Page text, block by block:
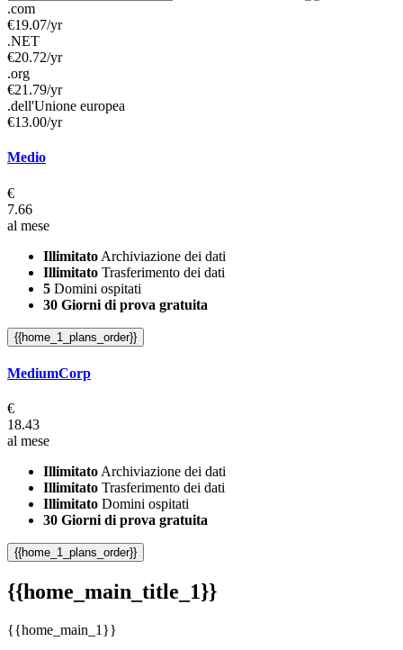
.com
€19.07/yr
.NET
€20.72/yr
.org
€21.79/yr
.dell'Unione europea
€13.00/yr
Medio
€
7.66
al mese
Illimitato Archiviazione dei dati
Illimitato Trasferimento dei dati
5 Domini ospitati
30 Giorni di prova gratuita
{{home_1_plans_order}}
MediumCorp
€
18.43
al mese
Illimitato Archiviazione dei dati
Illimitato Trasferimento dei dati
Illimitato Domini ospitati
30 Giorni di prova gratuita
{{home_1_plans_order}}
{{home_main_title_1}}
{{home_main_1}}